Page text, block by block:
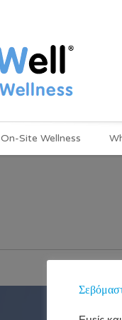
On-Site Wellness